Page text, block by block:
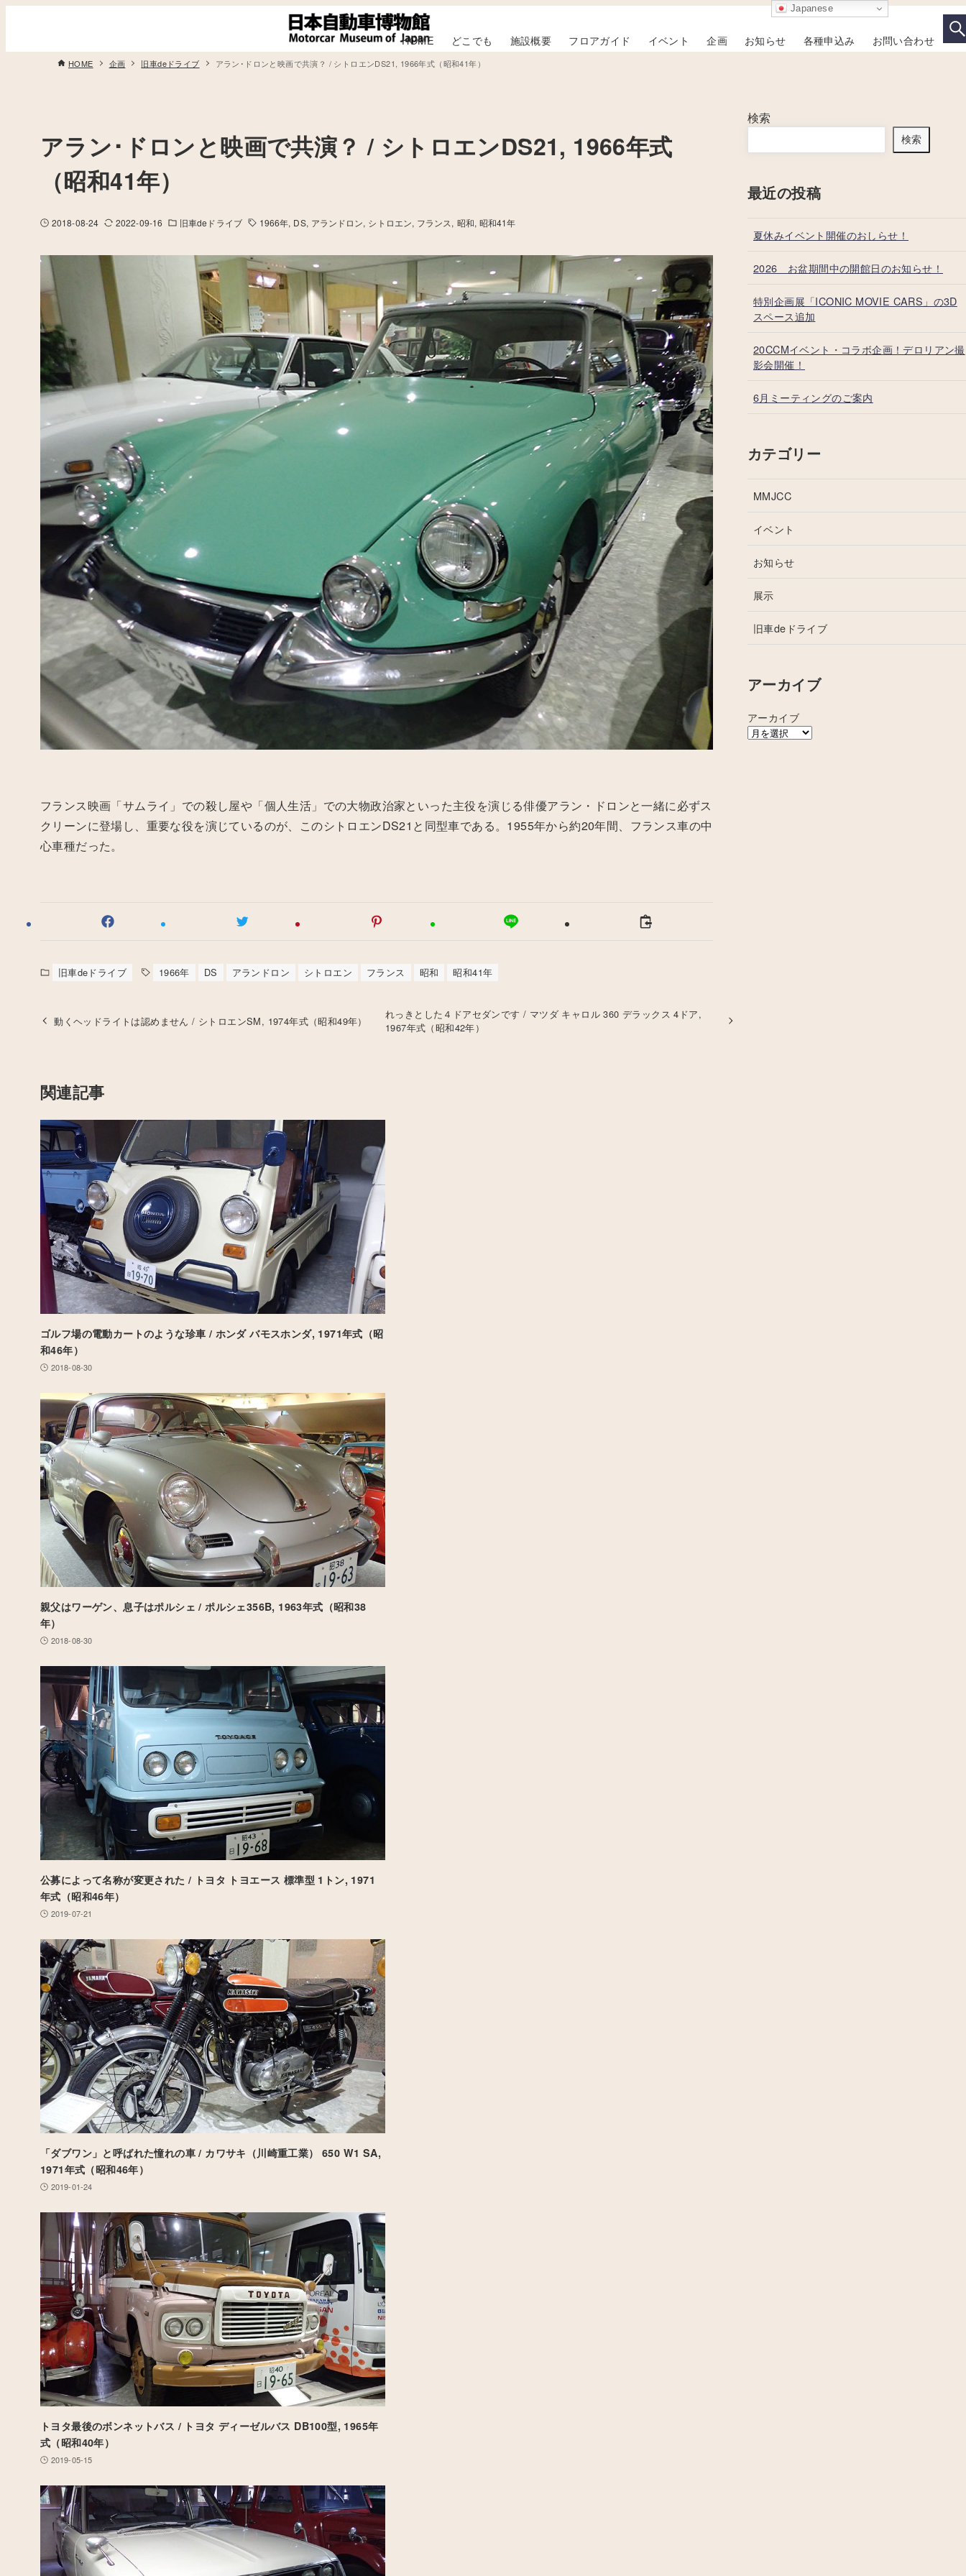
HOME どこでも 施設概要 フロアガイド イベント 企画 お知らせ 各種申込み お問い合わせ
HOME 企画 旧車deドライブ アラン･ドロンと映画で共演？ / シトロエンDS21, 1966年式（昭和41年）
アラン･ドロンと映画で共演？ / シトロエンDS21, 1966年式
（昭和41年）
2018-08-24 2022-09-16 旧車deドライブ 1966年 DS アランドロン シトロエン フランス 昭和 昭和41年
フランス映画「サムライ」での殺し屋や「個人生活」での大物政治家といった主役を演じる俳優アラン・ドロンと一緒に必ずス
クリーンに登場し、重要な役を演じているのが、このシトロエンDS21と同型車である。1955年から約20年間、フランス車の中
心車種だった。
旧車deドライブ 1966年 DS アランドロン シトロエン フランス 昭和 昭和41年
動くヘッドライトは認めません / シトロエンSM, 1974年式（昭和49年）
れっきとした４ドアセダンです / マツダ キャロル 360 デラックス 4ドア,
1967年式（昭和42年）
関連記事
ゴルフ場の電動カートのような珍車 / ホンダ バモスホンダ, 1971年式（昭
和46年）
2018-08-30
親父はワーゲン、息子はポルシェ / ポルシェ356B, 1963年式（昭和38
年）
2018-08-30
公募によって名称が変更された / トヨタ トヨエース 標準型 1トン, 1971
年式（昭和46年）
2019-07-21
「ダブワン」と呼ばれた憧れの車 / カワサキ（川崎重工業） 650 W1 SA,
1971年式（昭和46年）
2019-01-24
トヨタ最後のボンネットバス / トヨタ ディーゼルバス DB100型, 1965年
式（昭和40年）
2019-05-15
検索
検索
最近の投稿
夏休みイベント開催のおしらせ！
2026 お盆期間中の開館日のお知らせ！
特別企画展「ICONIC MOVIE CARS」の3D
スペース追加
20CCMイベント・コラボ企画！デロリアン撮
影会開催！
6月ミーティングのご案内
カテゴリー
MMJCC
イベント
お知らせ
展示
旧車deドライブ
アーカイブ
アーカイブ
Japanese